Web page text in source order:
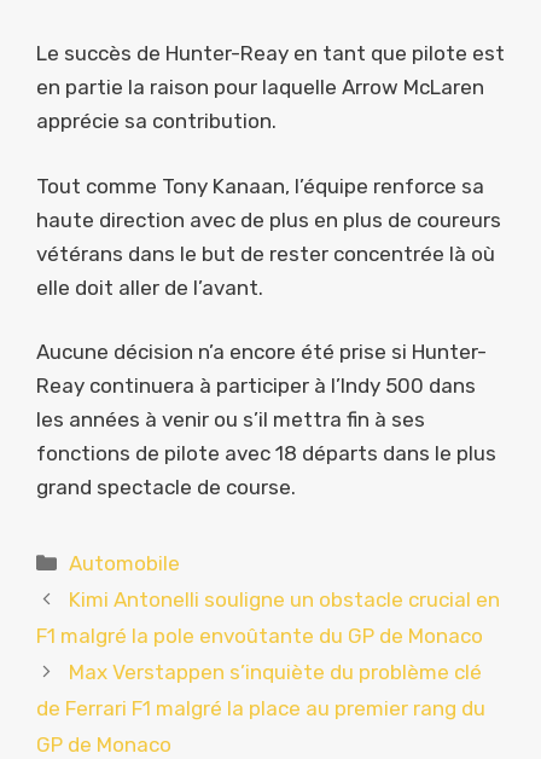
Le succès de Hunter-Reay en tant que pilote est
en partie la raison pour laquelle Arrow McLaren
apprécie sa contribution.
Tout comme Tony Kanaan, l’équipe renforce sa
haute direction avec de plus en plus de coureurs
vétérans dans le but de rester concentrée là où
elle doit aller de l’avant.
Aucune décision n’a encore été prise si Hunter-
Reay continuera à participer à l’Indy 500 dans
les années à venir ou s’il mettra fin à ses
fonctions de pilote avec 18 départs dans le plus
grand spectacle de course.
Catégories
Automobile
Kimi Antonelli souligne un obstacle crucial en
F1 malgré la pole envoûtante du GP de Monaco
Max Verstappen s’inquiète du problème clé
de Ferrari F1 malgré la place au premier rang du
GP de Monaco